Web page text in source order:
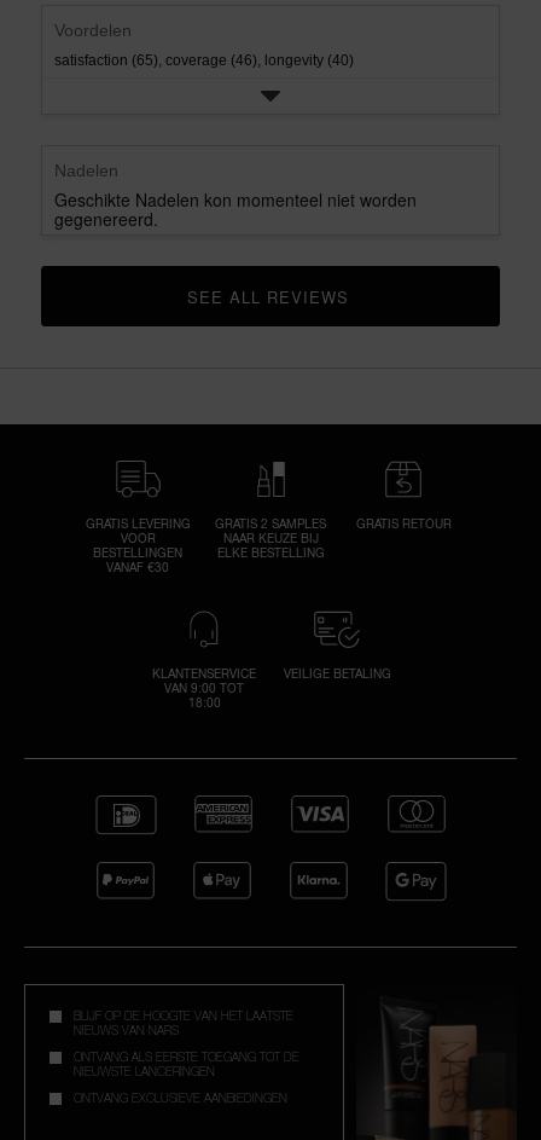
Voordelen
satisfaction (65), coverage (46), longevity (40)
Nadelen
Geschikte Nadelen kon momenteel niet worden
gegenereerd.
CLICK TO GO TO ALL REVIEWS
GRATIS LEVERING
VOOR
BESTELLINGEN
VANAF €30
GRATIS 2 SAMPLES
NAAR KEUZE BIJ
ELKE BESTELLING
GRATIS RETOUR
KLANTENSERVICE
VAN 9:00 TOT
18:00
VEILIGE BETALING
BLIJF OP DE HOOGTE VAN HET LAATSTE
NIEUWS VAN NARS
ONTVANG ALS EERSTE TOEGANG TOT DE
NIEUWSTE LANCERINGEN
ONTVANG EXCLUSIEVE AANBIEDINGEN